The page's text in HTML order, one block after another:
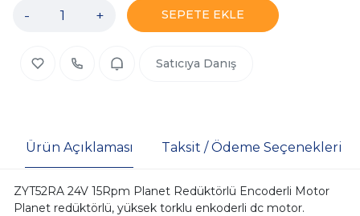
- + SEPETE EKLE
Satıcıya Danış
Ürün Açıklaması Taksit / Ödeme Seçenekleri
ZYT52RA 24V 15Rpm Planet Redüktörlü Encoderli Motor
Planet redüktörlü, yüksek torklu enkoderli dc motor.